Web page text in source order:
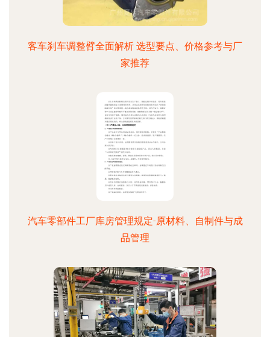
客车刹车调整臂全面解析 选型要点、价格参考与厂
家推荐
汽车零部件工厂库房管理规定-原材料、自制件与成
品管理